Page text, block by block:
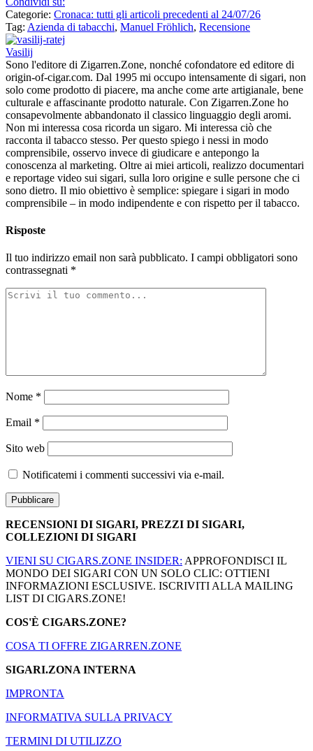
Categorie: Cronaca: tutti gli articoli precedenti al 24/07/26
Tag: Azienda di tabacchi, Manuel Fröhlich, Recensione
Vasilij
Sono l'editore di Zigarren.Zone, nonché cofondatore ed editore di
origin-of-cigar.com. Dal 1995 mi occupo intensamente di sigari, non
solo come prodotto di piacere, ma anche come arte artigianale, bene
culturale e affascinante prodotto naturale. Con Zigarren.Zone ho
consapevolmente abbandonato il classico linguaggio degli aromi.
Non mi interessa cosa ricorda un sigaro. Mi interessa ciò che
racconta il tabacco stesso. Per questo spiego i nessi in modo
comprensibile, osservo invece di giudicare e antepongo la
conoscenza al marketing. Oltre ai miei articoli, realizzo documentari
e reportage video sui sigari, sulla loro origine e sulle persone che ci
sono dietro. Il mio obiettivo è semplice: spiegare i sigari in modo
comprensibile – in modo indipendente e con rispetto per il tabacco.
Risposte
Il tuo indirizzo email non sarà pubblicato. I campi obbligatori sono
contrassegnati *
Nome *
Email *
Sito web
Notificatemi i commenti successivi via e-mail.
RECENSIONI DI SIGARI, PREZZI DI SIGARI,
COLLEZIONI DI SIGARI
VIENI SU CIGARS.ZONE INSIDER: APPROFONDISCI IL
MONDO DEI SIGARI CON UN SOLO CLIC: OTTIENI
INFORMAZIONI ESCLUSIVE. ISCRIVITI ALLA MAILING
LIST DI CIGARS.ZONE!
COS'È CIGARS.ZONE?
COSA TI OFFRE ZIGARREN.ZONE
SIGARI.ZONA INTERNA
IMPRONTA
INFORMATIVA SULLA PRIVACY
TERMINI DI UTILIZZO